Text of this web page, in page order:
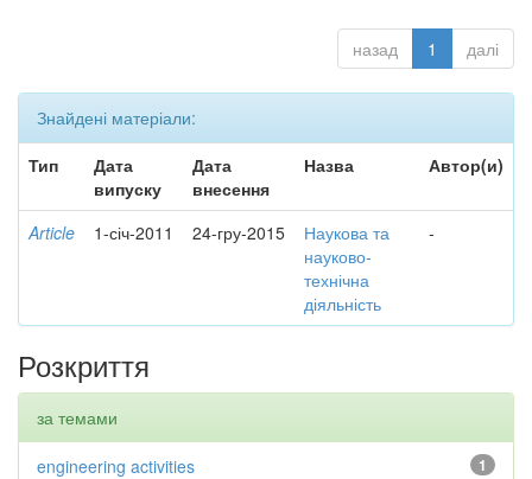
назад 1 далі
Знайдені матеріали:
Тип
Дата
випуску
Дата
внесення
Назва Автор(и)
Article 1-січ-2011 24-гру-2015
Наукова та
науково-
технічна
діяльність
-
Розкриття
за темами
1
engineering activities